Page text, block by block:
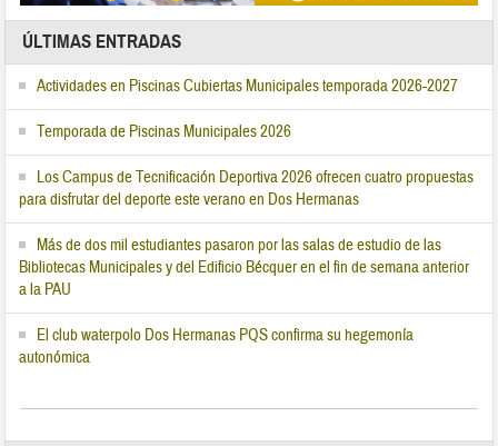
ÚLTIMAS ENTRADAS
Actividades en Piscinas Cubiertas Municipales temporada 2026-2027
Temporada de Piscinas Municipales 2026
Los Campus de Tecnificación Deportiva 2026 ofrecen cuatro propuestas
para disfrutar del deporte este verano en Dos Hermanas
Más de dos mil estudiantes pasaron por las salas de estudio de las
Bibliotecas Municipales y del Edificio Bécquer en el fin de semana anterior
a la PAU
El club waterpolo Dos Hermanas PQS confirma su hegemonía
autonómica